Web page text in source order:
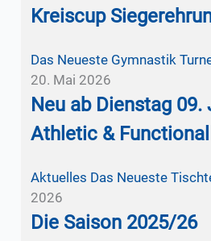
Kreiscup
Das Neueste Gymnastik
20. Mai 2026
Neu ab Dienstag 09.
Athletic &
Aktuelles Das Neueste
2026
Die Saison 2025/26